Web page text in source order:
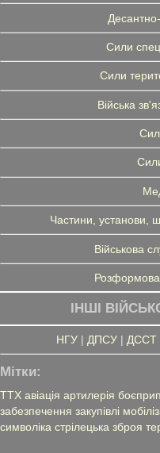
Сили
Сили
Війська
Частини, установи,
Військова
ІНШІ
НГУ| ДПСУ| ДССТ
Мітки:
ТТХ авіація артилерія
забезпечення закупівлі
символіка стрілецька зброя